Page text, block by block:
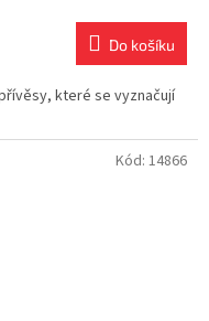
Do košíku
které se vyznačují
Kód: 14866